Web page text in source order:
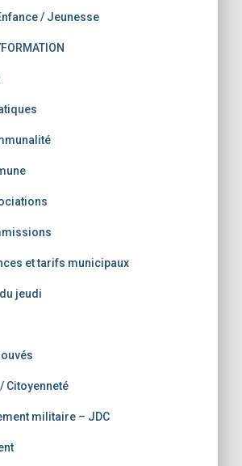
/ Jeunesse
et tarifs municipaux
jeudi
Citoyenneté
militaire – JDC